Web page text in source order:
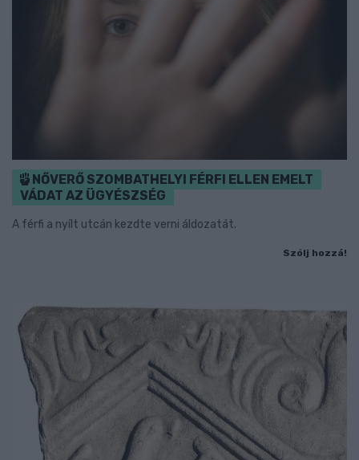
NŐVERŐ SZOMBATHELYI FÉRFI ELLEN EMELT
VÁDAT AZ ÜGYÉSZSÉG
A férfi a nyílt utcán kezdte verni áldozatát.
Szólj hozzá!